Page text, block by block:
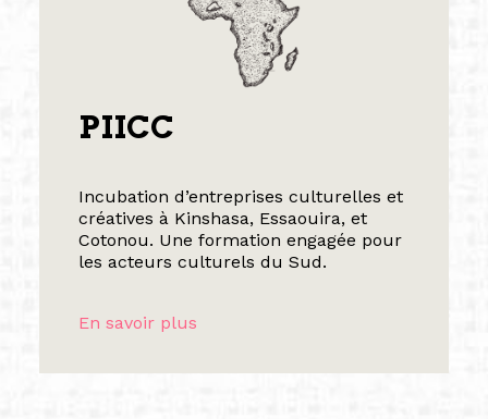
PIICC
Incubation d’entreprises culturelles et
créatives à Kinshasa, Essaouira, et
Cotonou. Une formation engagée pour
les acteurs culturels du Sud.
En savoir plus